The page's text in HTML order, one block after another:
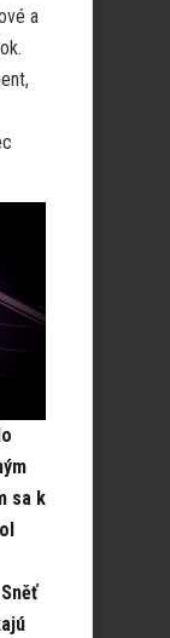
a
sa k